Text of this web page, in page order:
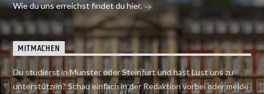
Wie du uns erreichst findet du hier.
MITMACHEN
Du studierst in Münster oder Steinfurt und hast Lust uns zu
unterstützen? Schau einfach in der Redaktion vorbei oder melde